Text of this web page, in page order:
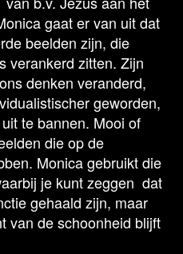
gaat er van uit dat
beelden zijn, die
verankerd zitten. Zijn
denken veranderd,
geworden,
te bannen. Mooi of
die op de
Monica gebruikt die
je kunt zeggen dat
gehaald zijn, maar
van de schoonheid blijft